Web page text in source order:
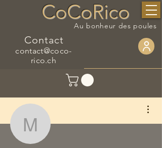
CoCoRico
Au bonheur des poules
Contact
contact@coco-
rico.ch
Maxime Dupas